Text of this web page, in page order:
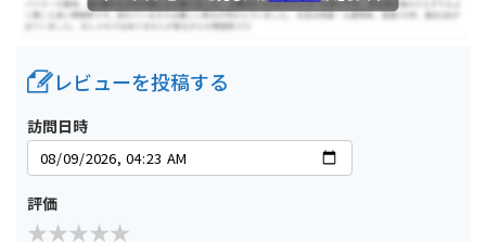
レビューを投稿する
訪問日時
評価